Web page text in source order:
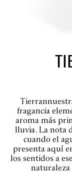
fragancia
aroma más
lluvia. La nota
cuando el
presenta aquí
los sentidos a
naturaleza